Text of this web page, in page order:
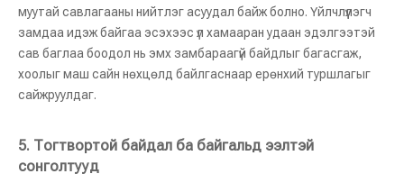
муутай савлагааны нийтлэг асуудал байж болно. Үйлчлүүлэгч
замдаа идэж байгаа эсэхээс үл хамааран удаан эдэлгээтэй
сав баглаа боодол нь эмх замбараагүй байдлыг багасгаж,
хоолыг маш сайн нөхцөлд байлгаснаар ерөнхий туршлагыг
сайжруулдаг.
5. Тогтвортой байдал ба байгальд ээлтэй
сонголтууд